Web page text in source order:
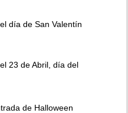
día de San Valentín
23 de Abril, día del
de Halloween